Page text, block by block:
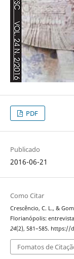
PDF
Publicado
2016-06-21
Como Citar
Crescêncio, C. L., &
Florianópolis:
24(2), 581–585. https://
Fomatos de